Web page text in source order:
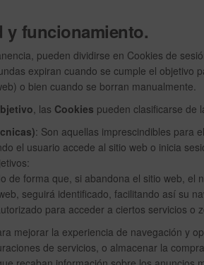
y funcionamiento.
pueden dividirse en Cookies de
expiran cuando se cumple el objetivo
o bien cuando se borran manualmente.
, las Cookies pueden clasificarse de
: Son aquellas imprescindibles para
el usuario accede al sitio web o inicia
de forma que, si abandona el sitio web, el
seguirá identificado, facilitando así su
para acceder a ciertos servicios o
mejorar la experiencia de navegación y
de servicios, o almacenar la